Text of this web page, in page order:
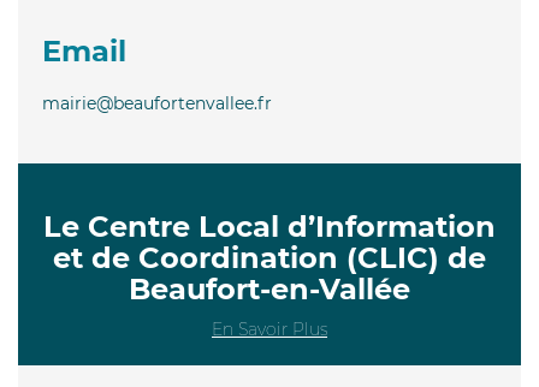
Email
mairie@beaufortenvallee.fr
Le Centre Local d’Information
et de Coordination (CLIC) de
Beaufort-en-Vallée
En Savoir Plus